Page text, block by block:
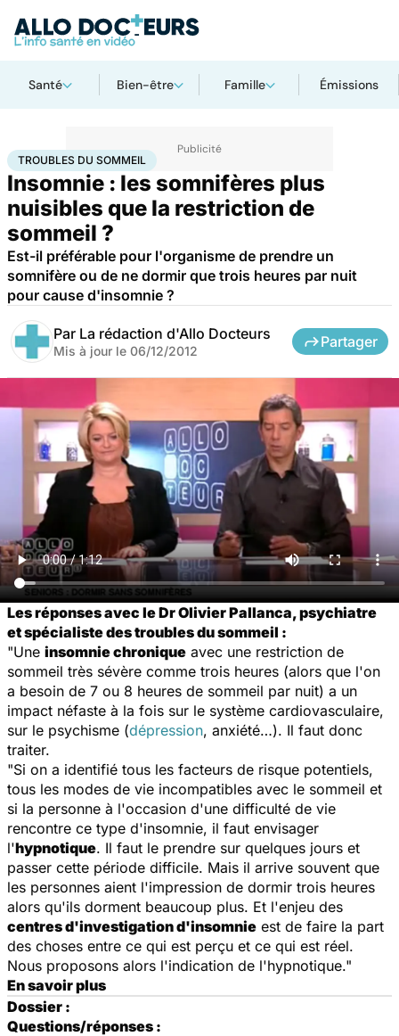
Santé Bien-être Famille Émissions
AccueilSantéTroubles du sommeil
TROUBLES DU SOMMEIL
Insomnie : les somnifères plus
nuisibles que la restriction de
sommeil ?
Est-il préférable pour l'organisme de prendre un
somnifère ou de ne dormir que trois heures par nuit
pour cause d'insomnie ?
Par La rédaction d'Allo Docteurs
Mis à jour le 06/12/2012
Partager
Les réponses avec le Dr Olivier Pallanca, psychiatre
et spécialiste des troubles du sommeil :
"Une insomnie chronique avec une restriction de
sommeil très sévère comme trois heures (alors que l'on
a besoin de 7 ou 8 heures de sommeil par nuit) a un
impact néfaste à la fois sur le système cardiovasculaire,
sur le psychisme (dépression, anxiété…). Il faut donc
traiter.
"Si on a identifié tous les facteurs de risque potentiels,
tous les modes de vie incompatibles avec le sommeil et
si la personne à l'occasion d'une difficulté de vie
rencontre ce type d'insomnie, il faut envisager
l'hypnotique. Il faut le prendre sur quelques jours et
passer cette période difficile. Mais il arrive souvent que
les personnes aient l'impression de dormir trois heures
alors qu'ils dorment beaucoup plus. Et l'enjeu des
centres d'investigation d'insomnie est de faire la part
des choses entre ce qui est perçu et ce qui est réel.
Nous proposons alors l'indication de l'hypnotique."
En savoir plus
Dossier :
Questions/réponses :